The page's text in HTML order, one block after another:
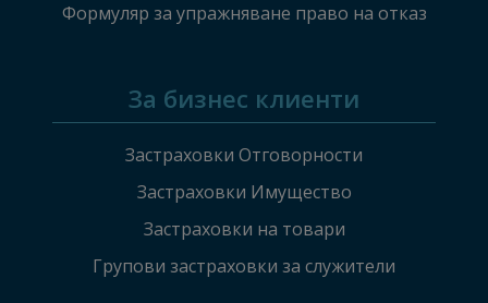
Формуляр за упражняване право на отказ
За бизнес клиенти
Застраховки Отговорности
Застраховки Имущество
Застраховки на товари
Групови застраховки за служители